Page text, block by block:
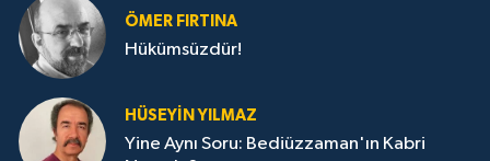
ÖMER FIRTINA
Hükümsüzdür!
HÜSEYIN YILMAZ
Yine Aynı Soru: Bediüzzaman'ın Kabri